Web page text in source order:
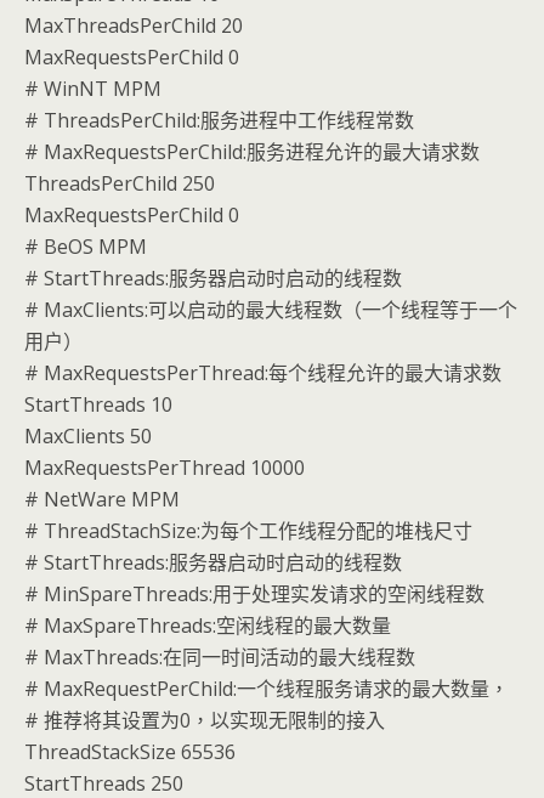
MaxThreadsPerChild 20
MaxRequestsPerChild 0
# WinNT MPM
# ThreadsPerChild:服务进程中工作线程常数
# MaxRequestsPerChild:服务进程允许的最大请求数
ThreadsPerChild 250
MaxRequestsPerChild 0
# BeOS MPM
# StartThreads:服务器启动时启动的线程数
# MaxClients:可以启动的最大线程数（一个线程等于一个
用户）
# MaxRequestsPerThread:每个线程允许的最大请求数
StartThreads 10
MaxClients 50
MaxRequestsPerThread 10000
# NetWare MPM
# ThreadStachSize:为每个工作线程分配的堆栈尺寸
# StartThreads:服务器启动时启动的线程数
# MinSpareThreads:用于处理实发请求的空闲线程数
# MaxSpareThreads:空闲线程的最大数量
# MaxThreads:在同一时间活动的最大线程数
# MaxRequestPerChild:一个线程服务请求的最大数量，
# 推荐将其设置为0，以实现无限制的接入
ThreadStackSize 65536
StartThreads 250